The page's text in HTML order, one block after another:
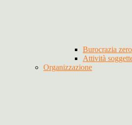
Burocrazia zero
Attività
Organizzazione